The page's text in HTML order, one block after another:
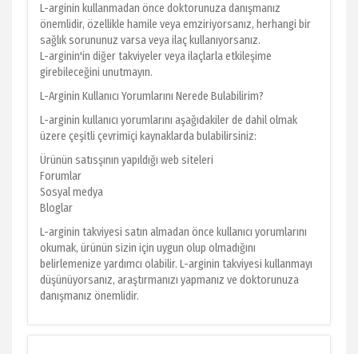
L-arginin kullanmadan önce doktorunuza danışmanız
önemlidir, özellikle hamile veya emziriyorsanız, herhangi bir
sağlık sorununuz varsa veya ilaç kullanıyorsanız.
L-arginin'in diğer takviyeler veya ilaçlarla etkileşime
girebileceğini unutmayın.
L-Arginin Kullanıcı Yorumlarını Nerede Bulabilirim?
L-arginin kullanıcı yorumlarını aşağıdakiler de dahil olmak
üzere çeşitli çevrimiçi kaynaklarda bulabilirsiniz:
Ürünün satısşının yapıldığı web siteleri
Forumlar
Sosyal medya
Bloglar
L-arginin takviyesi satın almadan önce kullanıcı yorumlarını
okumak, ürünün sizin için uygun olup olmadığını
belirlemenize yardımcı olabilir. L-arginin takviyesi kullanmayı
düşünüyorsanız, araştırmanızı yapmanız ve doktorunuza
danışmanız önemlidir.